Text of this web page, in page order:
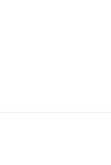
单独控制的自
驱动下，更细
细腻，而自发
避免了光晕的出